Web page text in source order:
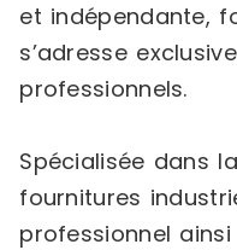
et indépendante,
s’adresse
professionnels.
Spécialisée dans
fournitures
professionnel